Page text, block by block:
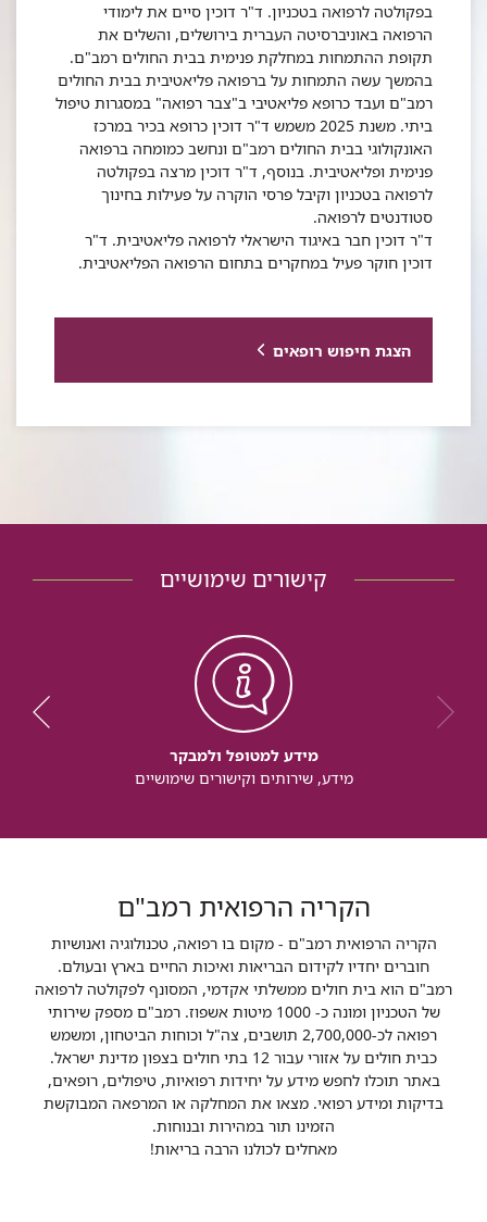
בפקולטה לרפואה בטכניון. ד"ר דוכין סיים את לימודי
הרפואה באוניברסיטה העברית בירושלים, והשלים את
תקופת ההתמחות במחלקת פנימית בבית החולים רמב"ם.
בהמשך עשה התמחות על ברפואה פליאטיבית בבית החולים
רמב"ם ועבד כרופא פליאטיבי ב"צבר רפואה" במסגרות טיפול
ביתי. משנת 2025 משמש ד"ר דוכין כרופא בכיר במרכז
האונקולוגי בבית החולים רמב"ם ונחשב כמומחה ברפואה
פנימית ופליאטיבית. בנוסף, ד"ר דוכין מרצה בפקולטה
לרפואה בטכניון וקיבל פרסי הוקרה על פעילות בחינוך
סטודנטים לרפואה.
ד"ר דוכין חבר באיגוד הישראלי לרפואה פליאטיבית. ד"ר
דוכין חוקר פעיל במחקרים בתחום הרפואה הפליאטיבית.
הצגת חיפוש רופאים
קישורים שימושיים
מידע למטופל ולמבקר
מידע, שירותים וקישורים שימושיים
הקריה הרפואית רמב"ם
הקריה הרפואית רמב"ם - מקום בו רפואה, טכנולוגיה ואנושיות
חוברים יחדיו לקידום הבריאות ואיכות החיים בארץ ובעולם.
רמב"ם הוא בית חולים ממשלתי אקדמי, המסונף לפקולטה לרפואה
של הטכניון ומונה כ- 1000 מיטות אשפוז. רמב"ם מספק שירותי
רפואה לכ-2,700,000 תושבים, צה"ל וכוחות הביטחון, ומשמש
כבית חולים על אזורי עבור 12 בתי חולים בצפון מדינת ישראל.
באתר תוכלו לחפש מידע על יחידות רפואיות, טיפולים, רופאים,
בדיקות ומידע רפואי. מצאו את המחלקה או המרפאה המבוקשת
הזמינו תור במהירות ובנוחות.
מאחלים לכולנו הרבה בריאות!